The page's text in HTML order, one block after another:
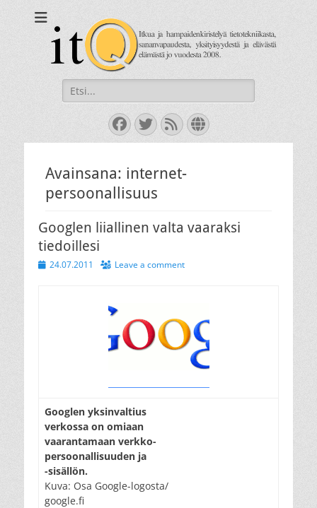
Itkua ja hammastenkiristelyä jo vuodesta 2008.
Search
for:
Facebook
Twitter
FeedWebsite
Avainsana: internet-
persoonallisuus
Googlen liiallinen valta vaaraksi
tiedoillesi
Posted
24.07.2011 Leave a comment
Googlen yksinvaltius
verkossa on omiaan
vaarantamaan verkko-
persoonallisuuden ja
-sisällön.
Kuva: Osa Google-logosta/
google.fi